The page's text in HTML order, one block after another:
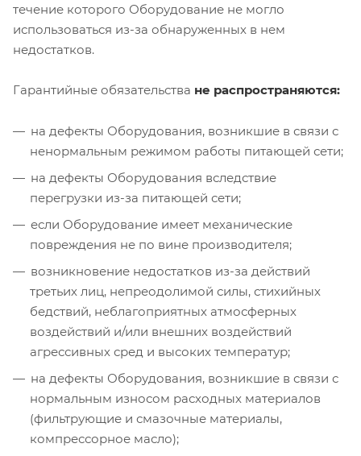
течение которого Оборудование не могло
использоваться из-за обнаруженных в нем
недостатков.
Гарантийные обязательства не распространяются:
на дефекты Оборудования, возникшие в связи с
ненормальным режимом работы питающей сети;
на дефекты Оборудования вследствие
перегрузки из-за питающей сети;
если Оборудование имеет механические
повреждения не по вине производителя;
возникновение недостатков из-за действий
третьих лиц, непреодолимой силы, стихийных
бедствий, неблагоприятных атмосферных
воздействий и/или внешних воздействий
агрессивных сред и высоких температур;
на дефекты Оборудования, возникшие в связи с
нормальным износом расходных материалов
(фильтрующие и смазочные материалы,
компрессорное масло);